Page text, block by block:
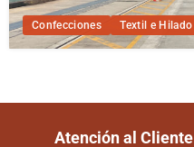
Confecciones Textil e Hilado
Atención al Cliente